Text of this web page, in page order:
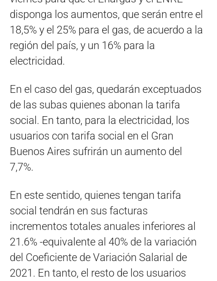
disponga los aumentos, que serán entre el
18,5% y el 25% para el gas, de acuerdo a la
región del país, y un 16% para la
electricidad.
En el caso del gas, quedarán exceptuados
de las subas quienes abonan la tarifa
social. En tanto, para la electricidad, los
usuarios con tarifa social en el Gran
Buenos Aires sufrirán un aumento del
7,7%.
En este sentido, quienes tengan tarifa
social tendrán en sus facturas
incrementos totales anuales inferiores al
21.6% -equivalente al 40% de la variación
del Coeficiente de Variación Salarial de
2021. En tanto, el resto de los usuarios